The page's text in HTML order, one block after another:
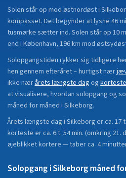
Solen står op mod østnordøst i
kompasset. Det begynder at lysne 46
tusmørke sætter ind. Solen står op 10
end i København, 196 km mod
Solopgangstiden rykker sig tidligere
hen gennem efteråret– hurtigst nær
ikke nærårets længste dag og
at visualisere, hvordan solopgang og
måned for måned i Silkeborg.
Årets længste dag i Silkeborg er ca. 17
korteste er ca. 6 t. 54 min. (omkring 21.
øjeblikketkortere —taberca. 4minut
Solopgang iSilkeborg måned